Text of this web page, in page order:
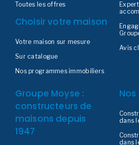
Toutes les offres
Choisir votre maison
Votre maison sur mesure
Sur catalogue
Nos programmes immobiliers
Avis
Groupe Moyse :
constructeurs de
maisons depuis
1947
dans
dans